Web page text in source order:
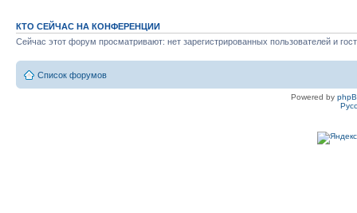
КТО СЕЙЧАС НА КОНФЕРЕНЦИИ
Сейчас этот форум просматривают: нет зарегистрированных пользователей и
Список форумов
Powered by